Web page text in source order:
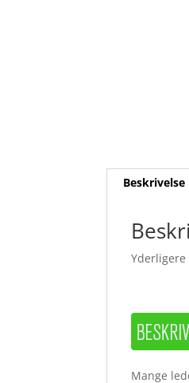
Beskrivelse
Mange